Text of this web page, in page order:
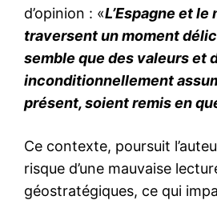
d’opinion : «L’Espagne et
traversent un moment
semble que des valeurs et
inconditionnellement
présent, soient remis en
Ce contexte, poursuit
risque d’une mauvaise
géostratégiques, ce qui